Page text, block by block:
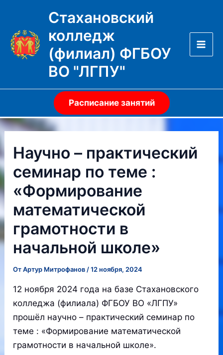
содержимому
Стахановский
колледж
(филиал) ФГБОУ
ВО "ЛГПУ"
Расписание занятий
Научно – практический
семинар по теме :
«Формирование
математической
грамотности в
начальной школе»
ОтАртур Митрофанов /12 ноября, 2024
12 ноября 2024 года на базе Стахановского
колледжа (филиала) ФГБОУ ВО «ЛГПУ»
прошёл научно – практический семинар по
теме : «Формирование математической
грамотности в начальной школе».